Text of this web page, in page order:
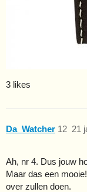
3 likes
Da_Watcher 21
12
Ah, nr 4. Dus jouw
Maar das een
over zullen doen.